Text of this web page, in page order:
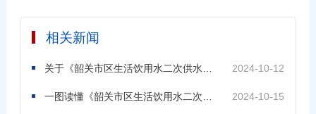
相关新闻
2024-10-12
2024-10-15